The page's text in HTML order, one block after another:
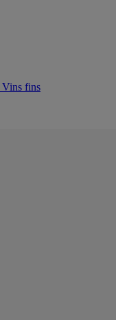
Vins fins